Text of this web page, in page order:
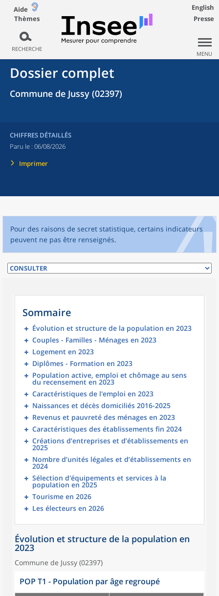
Aide
Thèmes
RECHERCHE
English
Presse
MENU
Dossier complet
Commune de Jussy (02397)
CHIFFRES DÉTAILLÉS
Paru le : 06/08/2026
Imprimer
Pour des raisons de secret statistique, certains indicateurs
peuvent ne pas être renseignés.
Sommaire
Évolution et structure de la population en 2023
Couples - Familles - Ménages en 2023
Logement en 2023
Diplômes - Formation en 2023
Population active, emploi et chômage au sens
du recensement en 2023
Caractéristiques de l'emploi en 2023
Naissances et décès domiciliés 2016-2025
Revenus et pauvreté des ménages en 2023
Caractéristiques des établissements fin 2024
Créations d’entreprises et d’établissements en
2025
Nombre d’unités légales et d’établissements en
2024
Sélection d'équipements et services à la
population en 2025
Tourisme en 2026
Les électeurs en 2026
Évolution et structure de la population en
2023
Commune de Jussy (02397)
POP T1 - Population par âge regroupé